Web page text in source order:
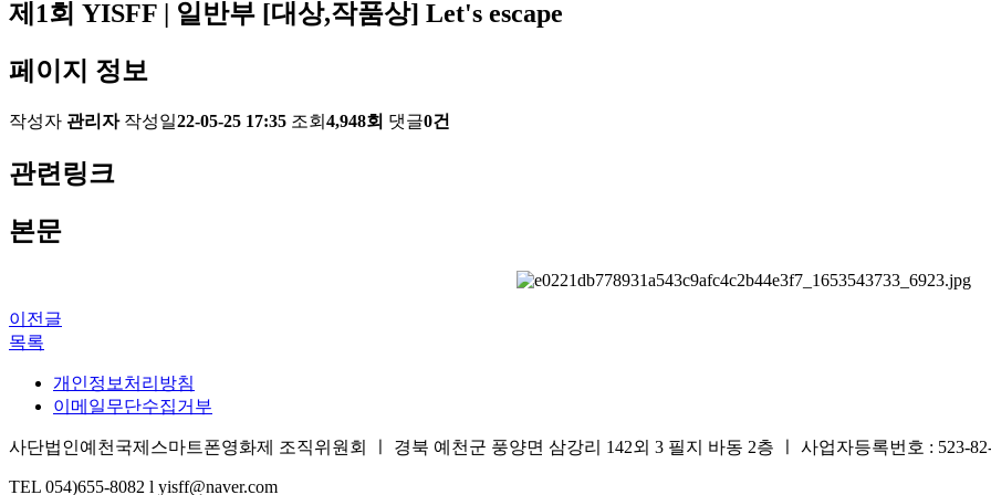
제1회 YISFF | 일반부 [대상,작품상] Let's escape
페이지 정보
작성자 관리자 작성일22-05-25 17:35 조회 4,948회 댓글0건
관련링크
본문
이전글
목록
개인정보처리방침
이메일무단수집거부
사단법인예천국제스마트폰영화제 조직위원회 ㅣ 경북 예천군 풍양면 삼강리 142외 3 필지 바동 2층 ㅣ 사업자등록번호 : 523-
TEL 054)655-8082 l yisff@naver.com